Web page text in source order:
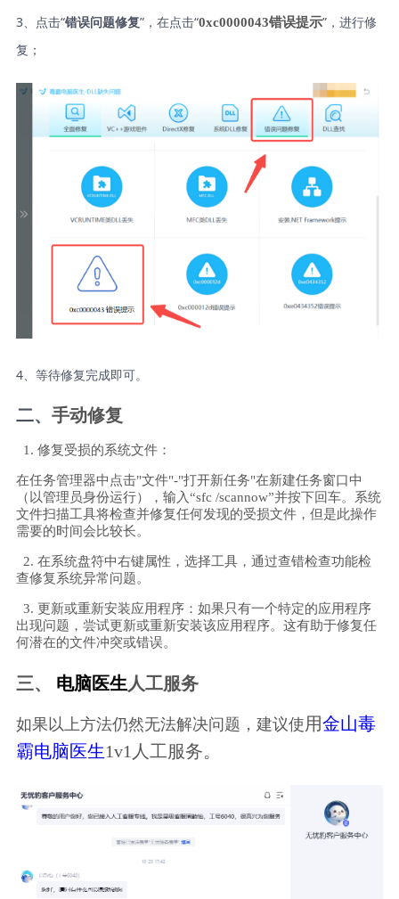
3、点击“错误问题修复”，在点击“0xc0000043错误提示”，进行修
复；
4、等待修复完成即可。
二、 手动修复
1. 修复受损的系统文件：
在任务管理器中点击"文件"-"打开新任务"在新建任务窗口中
（以管理员身份运行），输入“sfc /scannow”并按下回车。系统
文件扫描工具将检查并修复任何发现的受损文件，但是此操作
需要的时间会比较长。
2. 在系统盘符中右键属性，选择工具，通过查错检查功能检
查修复系统异常问题。
3. 更新或重新安装应用程序：如果只有一个特定的应用程序
出现问题，尝试更新或重新安装该应用程序。这有助于修复任
何潜在的文件冲突或错误。
三、 电脑医生 人工服务
如果以上方法仍然无法解决问题，建议使用金山毒
霸电脑医生1v1人工服务。